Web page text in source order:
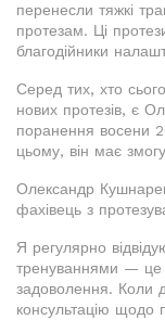
перенесли тяжкі
протезам. Ці
благодійники
Серед тих, хто
нових протезів, є
поранення восени
цьому, він має
Олександр
фахівець з
Я регулярно
тренуваннями — це
задоволення. Коли
консультацію щодо